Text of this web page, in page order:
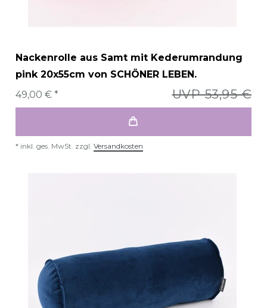
Nackenrolle aus Samt mit Kederumrandung
pink 20x55cm von SCHÖNER LEBEN.
UVP 53,95 €
49,00 € *
* inkl. ges. MwSt. zzgl. Versandkosten